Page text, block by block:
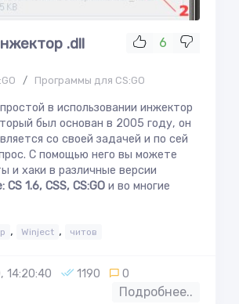
6
.dll
/ Программы для CS:GO
в использовании инжектор
был основан в 2005 году, он
со своей задачей и по сей
C помощью него вы можете
и хаки в различные версии
1.6, CSS, CS:GO и во многие
, Winject , читов
14:20:40 1190 0
Подробнее..